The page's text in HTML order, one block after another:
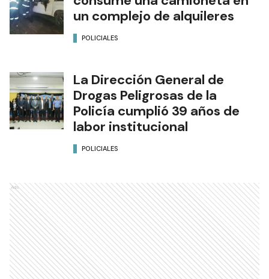
un complejo de alquileres
POLICIALES
La Dirección General de
Drogas Peligrosas de la
Policía cumplió 39 años de
labor institucional
POLICIALES
Ads